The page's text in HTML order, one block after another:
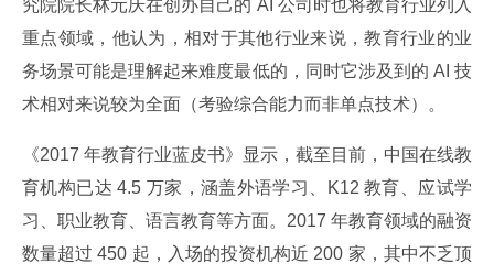
究院院长林元庆在创办自己的 AI 公司时也将教育行业列入
重点领域，他认为，相对于其他行业来说，教育行业的业
务场景可能是理解起来难度最低的，同时它涉及到的 AI 技
术相对来说较为全面（考验综合能力而非单点技术）。
《2017 年教育行业蓝皮书》显示，截至目前，中国在线教
育机构已达 4.5 万家，涵盖外语学习、K12 教育、应试学
习、职业教育、语言教育等方面。2017 年教育领域的融资
数量超过 450 起，入场的投资机构近 200 家，其中不乏顶